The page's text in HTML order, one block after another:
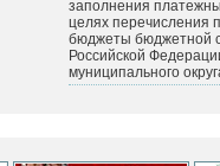
заполнения
целях перечисления
бюджеты бюджетной
Российской
муниципального